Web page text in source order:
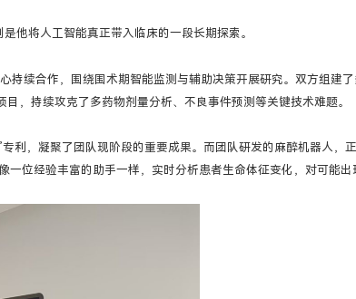
他将人工智能真正带入临床的一段长期探索。
持续合作，围绕围术期智能监测与辅助决策开展研究。双方组建
，持续攻克了多药物剂量分析、不良事件预测等关键技术难题。
利，凝聚了团队现阶段的重要成果。而团队研发的麻醉机器人，
位经验丰富的助手一样，实时分析患者生命体征变化，对可能出